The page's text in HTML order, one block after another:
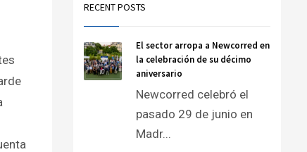
RECENT POSTS
El sector arropa a Newcorred en
la celebración de su décimo
aniversario
Newcorred celebró el
pasado 29 de junio en
Madr...